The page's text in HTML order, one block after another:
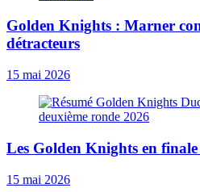
Golden Knights : Marner
détracteurs
15 mai 2026
Les Golden Knights en finale
15 mai 2026